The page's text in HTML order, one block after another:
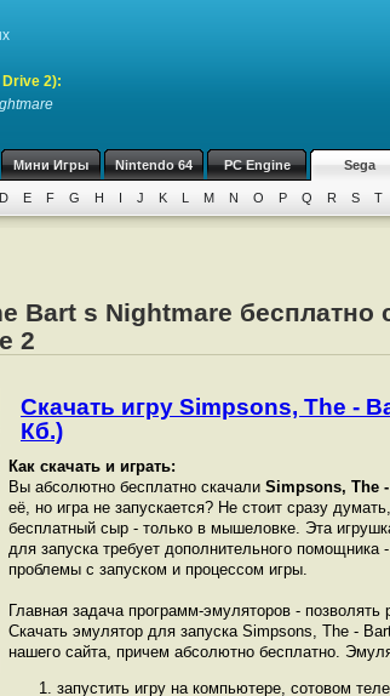
Drive 2):
Мини Игры Nintendo 64 PC Engine Sega
D E F G H I J K L M N O P Q R S T
Bart s Nightmare бесплатно
2
Скачать игру Simpsons, The -
Кб.)
Как скачать и играть:
Вы абсолютно бесплатно скачали Simpsons, The
её, но игра не запускается? Не стоит сразу
бесплатный сыр - только в мышеловке. Эта
для запуска требует дополнительного
проблемы с запуском и процессом игры.
Главная задача программ-эмуляторов -
Скачать эмулятор для запуска Simpsons, The -
нашего сайта, причем абсолютно бесплатно.
запустить игру на компьютере, сотовом